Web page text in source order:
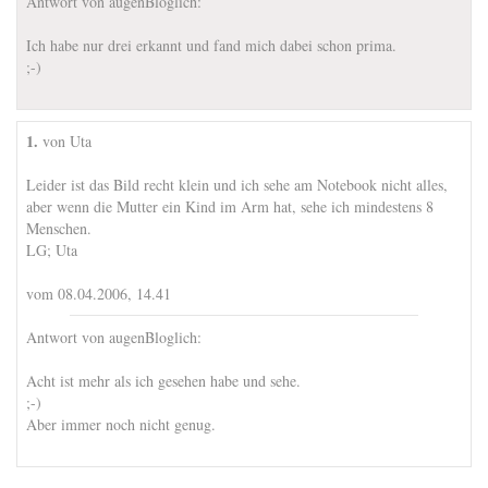
Ich habe nur drei erkannt und fand mich dabei schon prima.
;-)
1. von Uta
Leider ist das Bild recht klein und ich sehe am Notebook nicht alles,
aber wenn die Mutter ein Kind im Arm hat, sehe ich mindestens 8
Menschen.
LG; Uta
vom 08.04.2006, 14.41
Antwort von augenBloglich:
Acht ist mehr als ich gesehen habe und sehe.
;-)
Aber immer noch nicht genug.